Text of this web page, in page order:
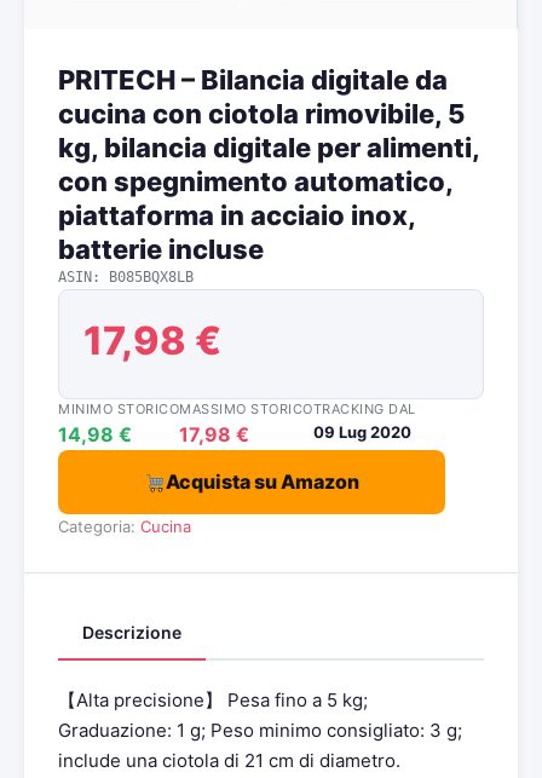
PRITECH – Bilancia digitale da
cucina con ciotola rimovibile, 5
kg, bilancia digitale per alimenti,
con spegnimento automatico,
piattaforma in acciaio inox,
batterie incluse
ASIN: B085BQX8LB
17,98 €
MINIMO STORICO
14,98 €
MASSIMO STORICO
17,98 €
TRACKING DAL
09 Lug 2020
Acquista su Amazon
Categoria: Cucina
Descrizione
【Alta precisione】 Pesa fino a 5 kg;
Graduazione: 1 g; Peso minimo consigliato: 3 g;
include una ciotola di 21 cm di diametro.